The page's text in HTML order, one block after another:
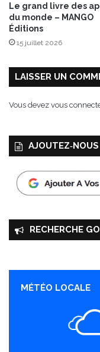
®
Le grand livre des
du monde – MANGO
Éditions
15 juillet 2026
LAISSER UN
Vous devez vous
RECHERCHE
MÉTÉO LOCALE